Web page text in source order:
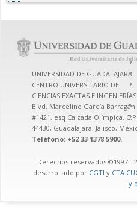
UNIVERSIDAD DE GUADALAJARA
CENTRO UNIVERSITARIO DE
CIENCIAS EXACTAS E INGENIERÍAS
Blvd. Marcelino García Barragán
#1421, esq Calzada Olímpica, C.P.
44430, Guadalajara, Jalisco,
Teléfono: +52 33 1378 5900.
Derechos reservados ©1997 -
desarrollado por CGTI y CTA
y